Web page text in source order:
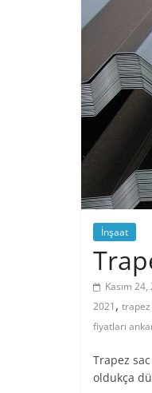
İnşaat
Kasım
2021, trapez
fiyatları
Trapez
oldukça